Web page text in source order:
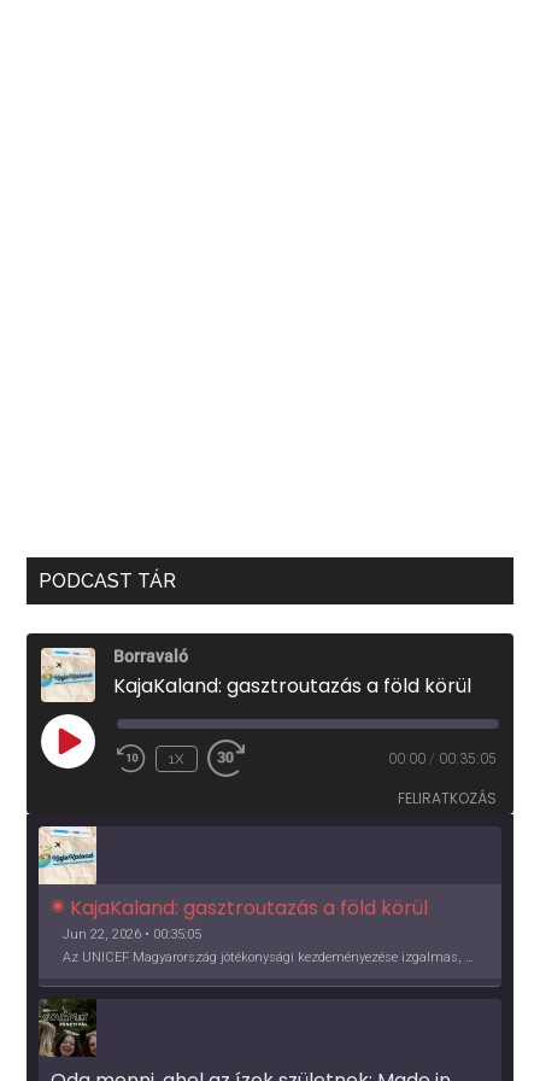
PODCAST TÁR
Borravaló
KajaKaland: gasztroutazás a föld körül
PLAY
EPISODE
1X 00:00 / 00:35:05
FELIRATKOZÁS
KajaKaland: gasztroutazás a föld körül
Jun 22, 2026 • 00:35:05
Az UNICEF Magyarország jótékonysági kezdeményezése izgalmas, egész éves világkörüli ízutazásra hív, igazi családi program és gasztroedukáció, illetve segítség a rászorulóknak is egyben.